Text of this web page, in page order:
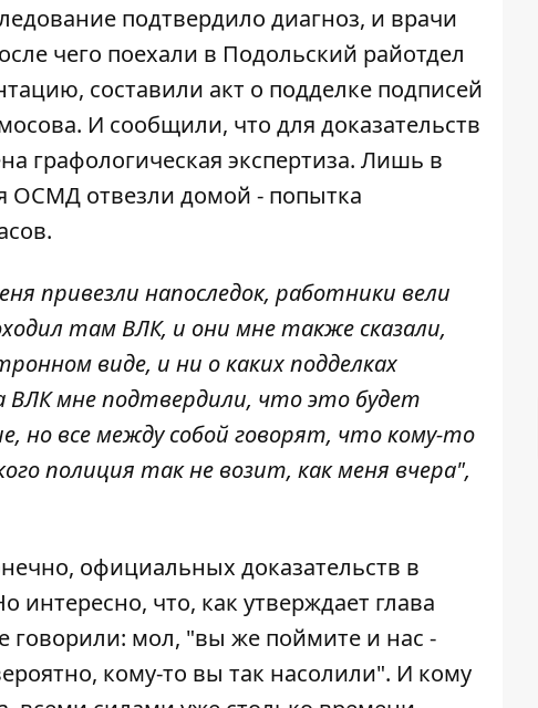
подтвердило диагноз, и врачи
чего поехали в Подольский райотдел
составили акт о подделке подписей
И сообщили, что для доказательств
графологическая экспертиза. Лишь в
ОСМД отвезли домой - попытка
привезли напоследок, работники вели
там ВЛК, и они мне также сказали,
виде, и ни о каких подделках
мне подтвердили, что это будет
но все между собой говорят, что кому-то
полиция так не возит, как меня вчера",
официальных доказательств в
что, как утверждает глава
мол, "вы же поймите и нас -
кому-то вы так насолили". И кому